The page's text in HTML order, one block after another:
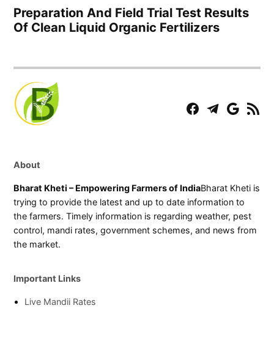
Preparation And Field Trial Test Results
Of Clean Liquid Organic Fertilizers
FacebookTelegram
Play RSS
About
Bharat Kheti – Empowering Farmers of IndiaBharat Kheti is
trying to provide the latest and up to date information to
the farmers. Timely information is regarding weather, pest
control, mandi rates, government schemes, and news from
the market.
Important Links
Live Mandii Rates